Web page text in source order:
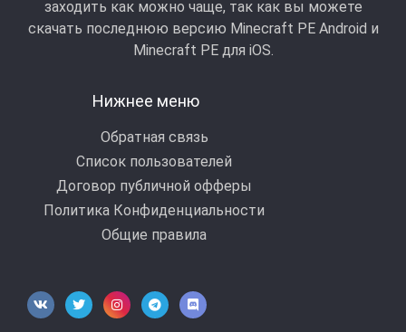
заходить как можно чаще, так как вы можете
скачать последнюю версию Minecraft PE Android и
Minecraft РЕ для iOS.
Нижнее меню
Обратная связь
Список пользователей
Договор публичной офферы
Политика Конфиденциальности
Общие правила